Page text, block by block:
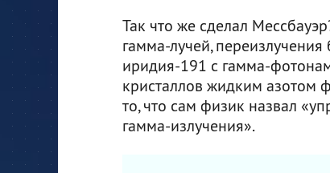
Так что же сделал
гамма-лучей,
иридия-191 с гамма-
кристаллов жидким азотом
то, что сам физик назвал
гамма-излучения».